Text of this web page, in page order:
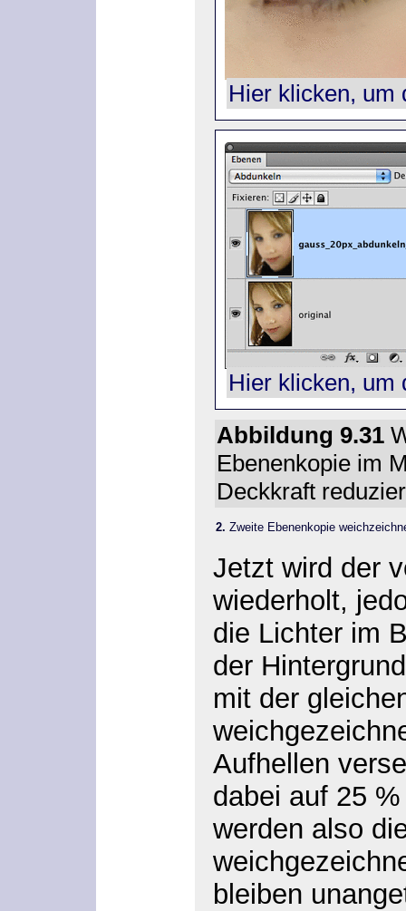
Hier klicken, um
Hier klicken, um
Abbildung 9.31
Ebenenkopie im
Deckkraft
2. Zweite Ebenenkopie
Jetzt wird der
wiederholt,
die Lichter im
der
mit der
Aufhellen
dabei auf 25
werden also
bleiben